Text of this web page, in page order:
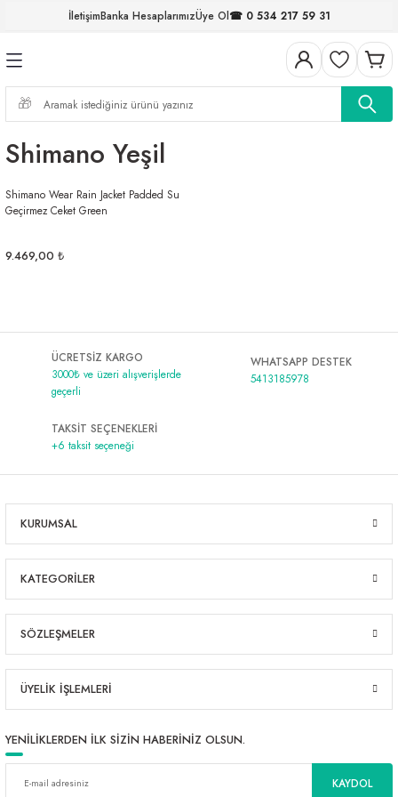
İletişimBanka HesaplarımızÜye Ol☎ 0 534 217 59 31
Geri Dön
Geri Dön
Geri Dön
Geri Dön
FIRDÖNDÜLER
Geri Dön
Geri Dön
Geri Dön
Geri Dön
Shimano Yeşil
Shimano Wear Rain Jacket Padded Su
Geçirmez Ceket Green
9.469,00 ₺
ÜCRETSİZ KARGO
3000₺ ve üzeri alışverişlerde
geçerli
WHATSAPP DESTEK
5413185978
TAKSİT SEÇENEKLERİ
+6 taksit seçeneği
KURUMSAL
KATEGORİLER
SÖZLEŞMELER
ÜYELİK İŞLEMLERİ
YENİLİKLERDEN İLK SİZİN HABERİNİZ OLSUN.
KAYDOL